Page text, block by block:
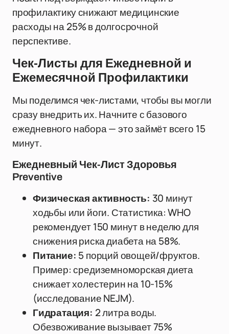
профилактику снижают медицинские
расходы на 25% в долгосрочной
перспективе.
Чек-Листы для Ежедневной и
Ежемесячной Профилактики
Мы поделимся чек-листами, чтобы вы могли
сразу внедрить их. Начните с базового
ежедневного набора — это займёт всего 15
минут.
Ежедневный Чек-Лист Здоровья
Preventive
Физическая активность: 30 минут
ходьбы или йоги. Статистика: WHO
рекомендует 150 минут в неделю для
снижения риска диабета на 58%.
Питание: 5 порций овощей/фруктов.
Пример: средиземноморская диета
снижает холестерин на 10-15%
(исследование NEJM).
Гидратация: 2 литра воды.
Обезвоживание вызывает 75%